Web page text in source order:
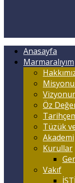
Anasayfa
Marmaralıyım
Öz
Tüzük
Akademi
Kurullar
Vakıf